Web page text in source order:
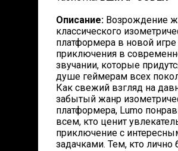
Описание: Возрождение
классического
платформера в новой игре
приключения в
звучании, которые
душе геймерам всех
Как свежий взгляд на
забытый жанр
платформера, Lumo
всем, кто ценит
приключение с
задачками. Тем, кто лично